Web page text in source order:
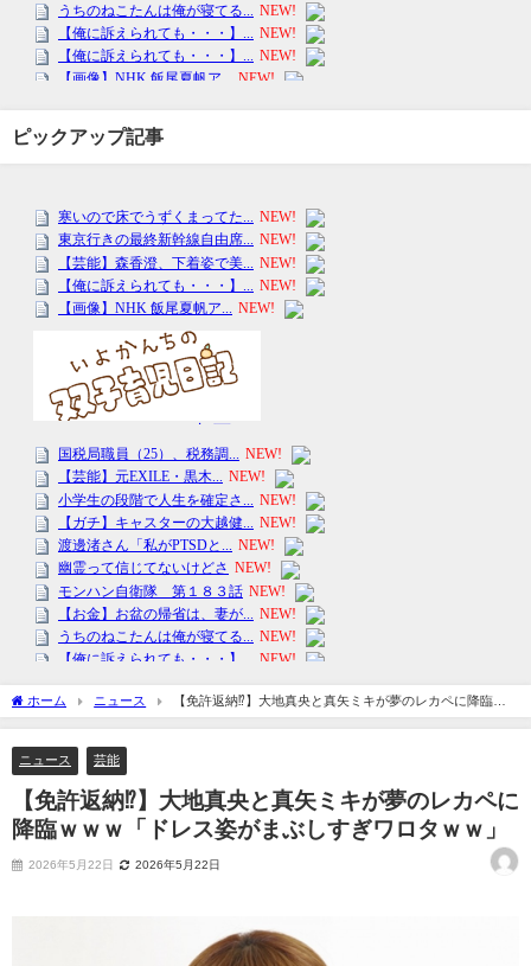
ピックアップ記事
ホーム ニュース
【免許返納⁉】大地真央と真矢ミキが夢のレカペに降臨ｗ
ｗｗ「ドレス姿がまぶしすぎワロタｗｗ」
ニュース 芸能
【免許返納⁉】大地真央と真矢ミキが夢のレカペに
降臨ｗｗｗ「ドレス姿がまぶしすぎワロタｗｗ」
2026年5月22日 2026年5月22日